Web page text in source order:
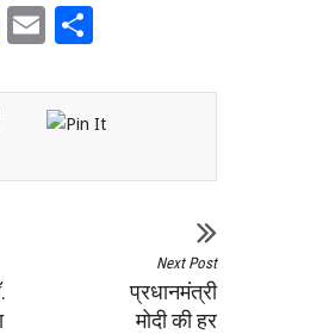
Mastodon
Email
Next Post
प्रधानमंत्री
मोदी की हर